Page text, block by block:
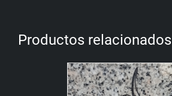
Productos relacionados